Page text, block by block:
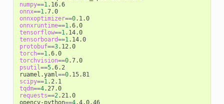
numpy==1
.16.6
onnx==1
.7.0
onnxoptimizer==0
.1.0
onnxruntime==1
.6.0
tensorflow==1
.14.0
tensorboard==1
.14.0
protobuf==3
.12.0
torch==1
.6.0
torchvision==0
.7.0
psutil ==5.6.2
ruamel.yaml ==0
scipy==1
tqdm==4
.27.0
requests==2 .21.0
opencv-python==4
.4.0.46